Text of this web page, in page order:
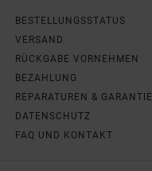
BESTELLUNGSSTATUS
VERSAND
RÜCKGABE VORNEHMEN
BEZAHLUNG
REPARATUREN & GARANTIE
DATENSCHUTZ
FAQ UND KONTAKT